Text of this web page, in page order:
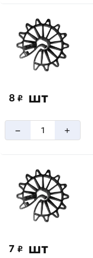
8 ₽ шт
– +
7 ₽ шт